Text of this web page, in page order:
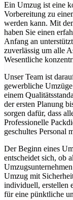
Ein Umzug ist eine
Vorbereitung zu
werden kann. Mit
haben Sie einen
Anfang an
zuverlässig um alle
Wesentliche
Unser Team ist
gewerbliche
einem
der ersten Planung
sorgen dafür, dass
Professionelle
geschultes Personal
Der Beginn eines
entscheidet sich, ob
Umzug mit
individuell, erstellen
für eine pünktliche